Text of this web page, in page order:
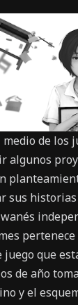
de los
algunos
sus
juego que
de año
y el